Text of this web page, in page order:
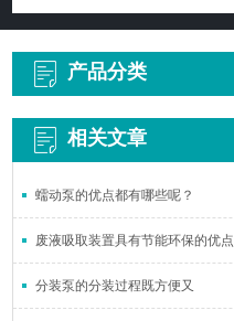
产品分类
相关文章
蠕动泵的优点都有哪些呢？
废液吸取装置具有节能环保的优点
分装泵的分装过程既方便又